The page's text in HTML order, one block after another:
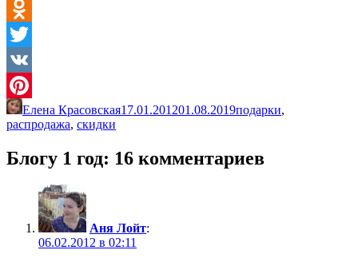
LiveJournal
Odnoklassniki
Twitter
VK
Pinterest
Елена Красовская17.01.201201.08.2019подарки,
распродажа, скидки
Блогу 1 год: 16 комментариев
Аня Лойт:
06.02.2012 в 02:11